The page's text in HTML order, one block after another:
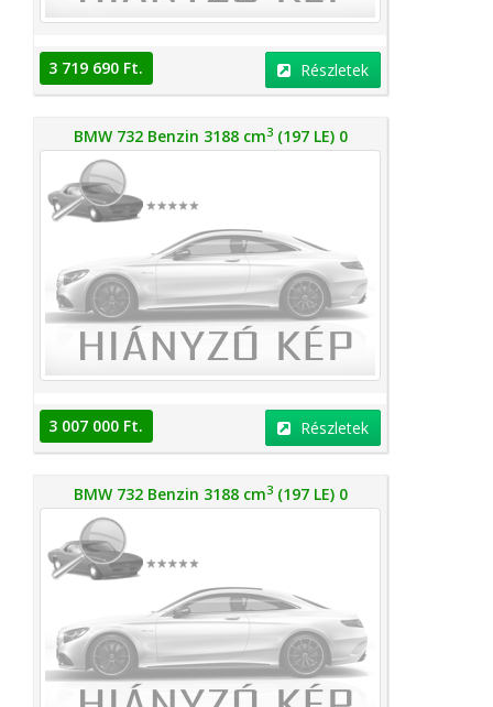
3 719 690 Ft. Részletek
BMW 732 Benzin 3188 cm3(197 LE) 0
3 007 000 Ft. Részletek
BMW 732 Benzin 3188 cm3(197 LE) 0